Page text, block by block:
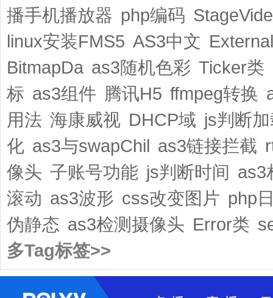
播手机播放器 php编码
linux安装FMS5 AS3中文
BitmapDa as3随机色彩 Ticker类
标 as3组件 腾讯H5 ffmpeg转换
用法 海康威视 DHCP域 js判断
化 as3与swapChil as3链接拦截
像头 子账号功能 js判断时间
滚动 as3波形 css改变图片 php
伪静态 as3检测摄像头 Error类
多Tag标签>>